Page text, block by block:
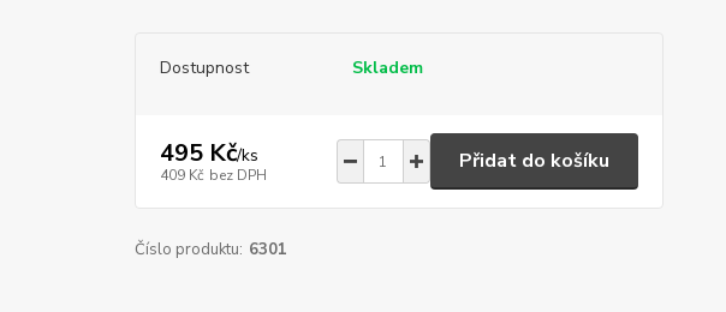
Dostupnost Skladem
495 Kč/ks
409 Kč bez DPH
Přidat do košíku
Číslo produktu: 6301